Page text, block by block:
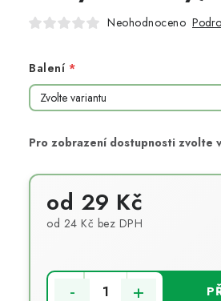
Neohodnoceno
Balení
od 29 Kč
od 24 Kč bez DPH